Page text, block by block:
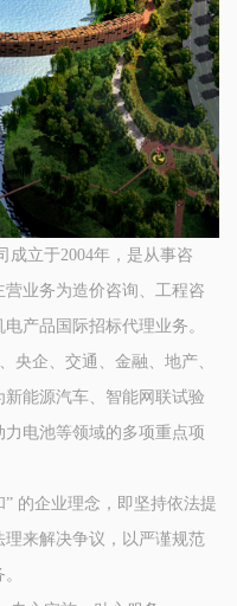
成立于2004年，是从事咨
业务为造价咨询、工程咨
产品国际招标代理业务。
企、交通、金融、地产、
能源汽车、智能网联试验
电池等领域的多项重点项
企业理念，即坚持依法提
来解决争议，以严谨规范